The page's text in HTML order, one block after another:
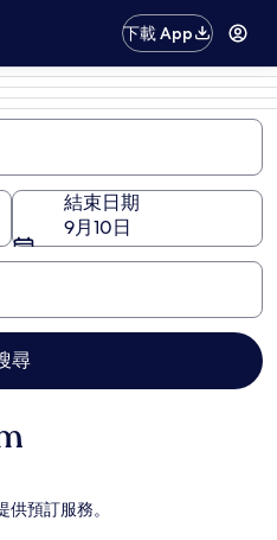
下載 App
結束日期
9月10日
尋
預訂服務。